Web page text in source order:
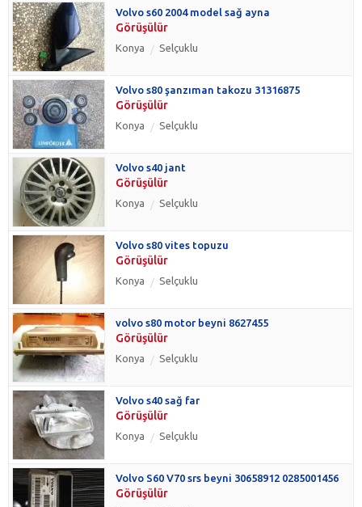
Volvo s60 2004 model sağ ayna
Görüşülür
Konya Selçuklu
Volvo s80 şanzıman takozu 31316875
Görüşülür
Konya Selçuklu
Volvo s40 jant
Görüşülür
Konya Selçuklu
Volvo s80 vites topuzu
Görüşülür
Konya Selçuklu
volvo s80 motor beyni 8627455
Görüşülür
Konya Selçuklu
Volvo s40 sağ far
Görüşülür
Konya Selçuklu
Volvo S60 V70 srs beyni 30658912 0285001456
Görüşülür